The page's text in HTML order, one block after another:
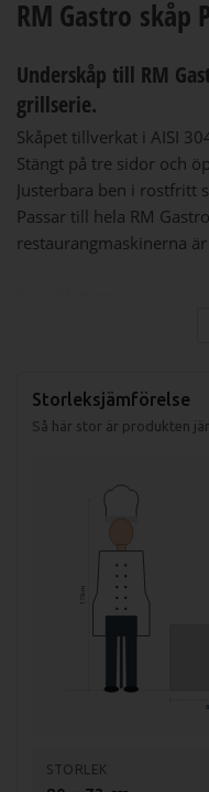
RM Gastro skåp
Underskåp till RM
grillserie.
Skåpet tillverkat i AISI
Stängt på tre sidor och
Justerbara ben i rostfritt
Passar till hela RM
restaurangmaskinerna
Mått (LxBxH):
Storleksjämförelse
Så här stor är produkten
175 cm
STORLEK